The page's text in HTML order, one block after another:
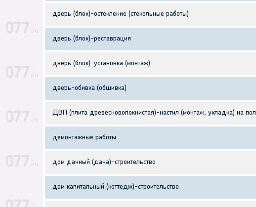
дверь (блок)-остекление (стекольные работы)
дверь (блок)-реставрация
дверь (блок)-установка (монтаж)
дверь-обивка (обшивка)
ДВП (плита древесноволокнистая)-настил (монтаж, укладка) на пол
демонтажные работы
дом дачный (дача)-строительство
дом капитальный (коттедж)-строительство